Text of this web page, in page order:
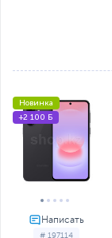
# 197114
Новинка
+2 100 Б